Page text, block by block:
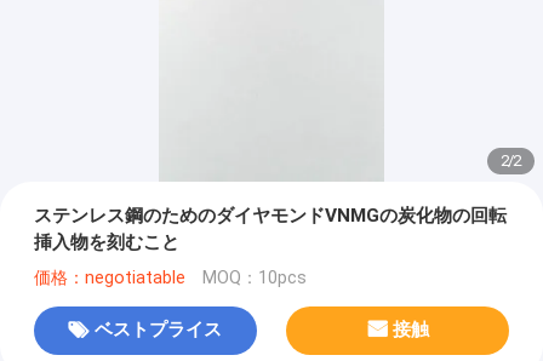
2/2
ステンレス鋼のためのダイヤモンドVNMGの炭化物の回転
挿入物を刻むこと
価格：negotiatable MOQ：10pcs
ベストプライス 接触